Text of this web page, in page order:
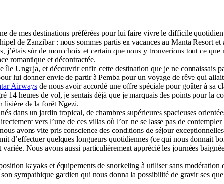
de mes destinations préférées pour lui faire vivre le difficile
de Zanzibar : nous sommes partis en vacances au Manta Resort
sûr de mon choix et certain que nous y trouverions tout ce que
romantique et décontractée.
Unguja, et découvrir enfin cette destination que je ne connaissais
lui donner envie de partir à Pemba pour un voyage de rêve qui
Airways de nous avoir accordé une offre spéciale pour goûter à sa
heures de vol, je sentais déjà que je marquais des points pour la
lisière de la forêt Ngezi.
dans un jardin tropical, de chambres supérieures spacieuses
vers l’une de ces villas où l’on ne se lasse pas de
avons vite pris conscience des conditions de séjour
d’effectuer quelques longueurs quotidiennes (ce qui nous donnait
Nous avons aussi particulièrement apprécié les journées
kayaks et équipements de snorkeling à utiliser sans
sympathique gardien qui nous donna la possibilité de gravir ses